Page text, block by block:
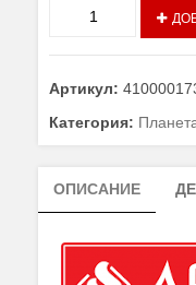
Насадка
для
МПЛ-60
Артикул:
Категория:
ОПИСАНИЕ